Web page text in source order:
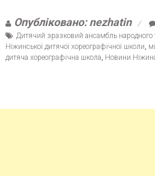
Опубліковано: nezhatin
Дитячий зразковий ансамбль народного
Ніжинської дитячої хореографічної школи,
дитяча хореографічна школа, Новини